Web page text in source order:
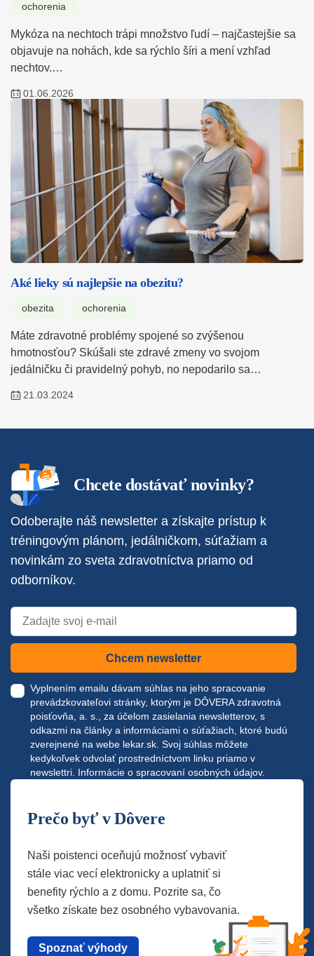
ochorenia
Mykóza na nechtoch trápi množstvo ľudí – najčastejšie sa
objavuje na nohách, kde sa rýchlo šíri a mení vzhľad
nechtov.…
01.06.2026
Aké lieky sú najlepšie na obezitu?
obezita ochorenia
Máte zdravotné problémy spojené so zvýšenou
hmotnosťou? Skúšali ste zdravé zmeny vo svojom
jedálničku či pravidelný pohyb, no nepodarilo sa…
21.03.2024
Chcete dostávať novinky?
Odoberajte náš newsletter a získajte prístup k
tréningovým plánom, jedálničkom, súťažiam a
novinkám zo sveta zdravotníctva priamo od
odborníkov.
Chcem newsletter
Vyplnením emailu dávam súhlas na jeho spracovanie
prevádzkovateľovi stránky, ktorým je DÔVERA zdravotná
poisťovňa, a. s., za účelom zasielania newsletterov, s
odkazmi na články a informáciami o súťažiach, ktoré budú
zverejnené na webe lekar.sk. Svoj súhlas môžete
kedykoľvek odvolať prostredníctvom linku priamo v
newslettri. Informácie o spracovaní osobných údajov.
Prečo byť v Dôvere
Naši poistenci oceňujú možnosť vybaviť
stále viac vecí elektronicky a uplatniť si
benefity rýchlo a z domu. Pozrite sa, čo
všetko získate bez osobného vybavovania.
Spoznať výhody